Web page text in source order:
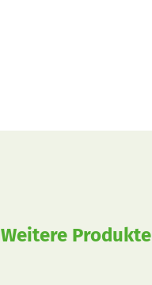
Weitere Produkte